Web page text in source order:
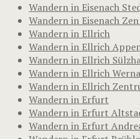
Wandern in Eisenach
Wandern in Eisenach
Wandern in Ellrich
Wandern in Ellrich
Wandern in Ellrich
Wandern in Ellrich Werna
Wandern in Ellrich
Wandern in Erfurt
Wandern in Erfurt
Wandern in Erfurt